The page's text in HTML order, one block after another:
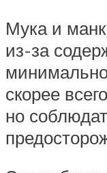
Мука и
из-за
скорее
но